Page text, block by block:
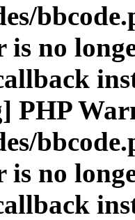
is no
PHP
is no